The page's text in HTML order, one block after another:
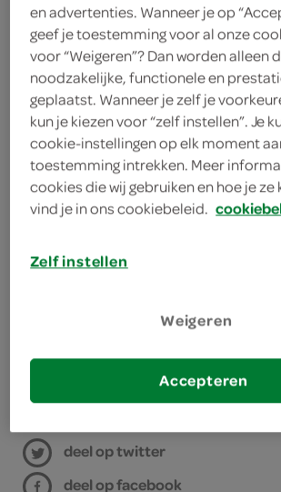
1 verse gember
2 teentjes knoflook
300 gram pastinaken
300 gram winterpenen
3 eetlepels zonnebloemolie
wok
bereiden
deel op twitter
deel op facebook
en advertenties. Wanneer je op
geef je toestemming voor al onze
voor “Weigeren”? Dan worden alleen
noodzakelijke, functionele en
geplaatst. Wanneer je zelf je
kun je kiezen voor “zelf instellen”. Je
cookie-instellingen op elk moment
toestemming intrekken. Meer
cookies die wij gebruiken en hoe je ze
vind je in ons cookiebeleid.
Zelf instellen
Weigeren
Accepteren